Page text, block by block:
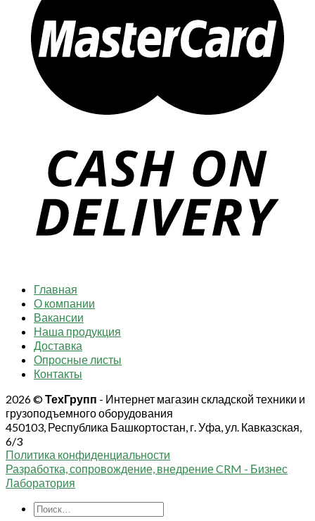
Главная
О компании
Вакансии
Наша продукция
Доставка
Опросные листы
Контакты
2026 ©ТехГрупп - Интернет магазин складской техники и
грузоподъемного оборудования
450103, Республика Башкортостан, г. Уфа, ул. Кавказская,
6/3
Политика конфиденциальности
Разработка, сопровождение, внедрение CRM - Бизнес
Лаборатория
Искать: